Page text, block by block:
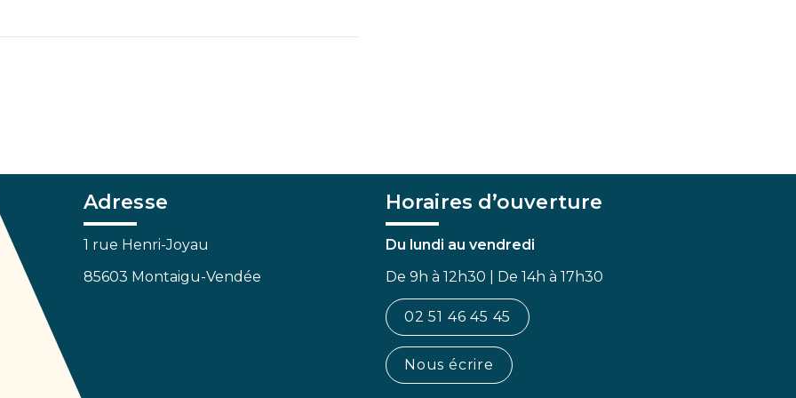
Adresse
1 rue Henri-Joyau
85603 Montaigu-Vendée
Horaires d’ouverture
Du lundi au vendredi
De 9h à 12h30 | De 14h à 17h30
02 51 46 45 45
Nous écrire